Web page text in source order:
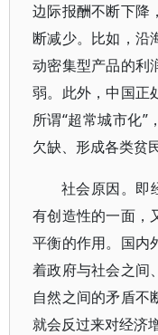
边际报酬不断下降
断减少。比如，沿
动密集型产品的利
弱。此外，中国正
所谓“超常城市化”
欠缺、形成各类贫
社会原因。即
有创造性的一面，
平衡的作用。国内
着政府与社会之间
自然之间的矛盾不
就会反过来对经济